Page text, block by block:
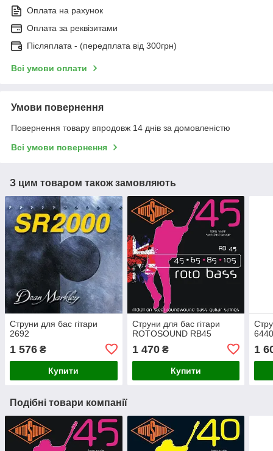
Оплата на рахунок
Оплата за реквізитами
Післяплата - (передплата від 300грн)
Всі умови оплати
Умови повернення
Повернення товару впродовж 14 днів за домовленістю
Всі умови повернення
З цим товаром також замовляють
Струни для бас гітари
2692
1 576 ₴
Купити
Струни для бас гітари
ROTOSOUND RB45
1 470₴
Купити
1
Подібні товари компанії